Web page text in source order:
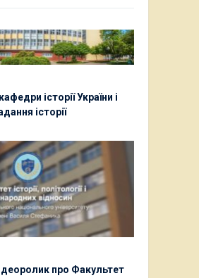
історії України і
історії
про Факультет